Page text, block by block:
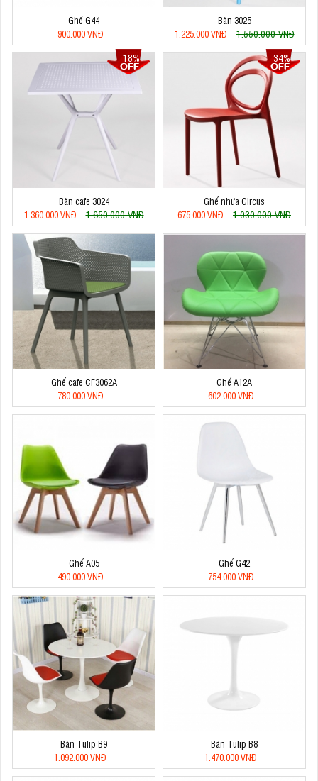
Ghế G44
900.000 VNĐ
Bàn 3025
1.225.000 VNĐ
1.550.000 VNĐ
18%
Bàn cafe 3024
1.360.000 VNĐ
1.650.000 VNĐ
34%
Ghế nhựa Circus
675.000 VNĐ
1.030.000 VNĐ
Ghế cafe CF3062A
780.000 VNĐ
Ghế A12A
602.000 VNĐ
Ghế A05
490.000 VNĐ
Ghế G42
754.000 VNĐ
Bàn Tulip B9
1.092.000 VNĐ
Bàn Tulip B8
1.470.000 VNĐ